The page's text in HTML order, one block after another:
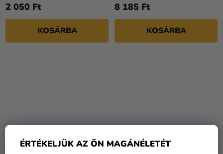
ÉRTÉKELJÜK AZ ÖN MAGÁNÉLETÉT
2 050 Ft
KOSÁRBA
8 185 Ft
KOSÁRBA